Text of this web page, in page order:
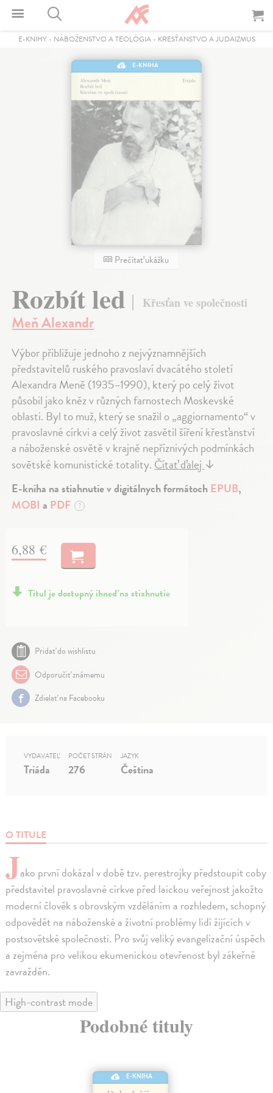
E-KNIHY- NÁBOŽENSTVO A TEOLÓGIA- KRESŤANSTVO A JUDAIZMUS
E-KNIHA
Prečítať ukážku
Rozbít led Křesťan ve společnosti
Meň Alexandr
Výbor přibližuje jednoho z nejvýznamnějších
představitelů ruského pravoslaví dvacátého století
Alexandra Meně (1935–1990), který po celý život
působil jako kněz v různých farnostech Moskevské
oblasti. Byl to muž, který se snažil o „aggiornamento“ v
pravoslavné církvi a celý život zasvětil šíření křesťanství
a náboženské osvětě v krajně nepříznivých podmínkách
sovětské komunistické totality.Čítať ďalej↓
E-kniha na stiahnutie v digitálnych formátochEPUB,
MOBI a PDF ?
6,88 €
Titul je dostupný ihneď na stiahnutie
Pridať do wishlistu
Odporučiť známemu
Zdielať na Facebooku
O TITULE
Jako první dokázal v době tzv. perestrojky předstoupit coby
představitel pravoslavné církve před laickou veřejnost jakožto
moderní člověk s obrovským vzděláním a rozhledem, schopný
odpovědět na náboženské a životní problémy lidí žijících v
postsovětské společnosti. Pro svůj veliký evangelizační úspěch
a zejména pro velikou ekumenickou otevřenost byl zákeřně
zavražděn.
VYDAVATEĽ
Triáda
POČET STRÁN
276
JAZYK
Čeština
High-contrast mode
Podobné tituly
E-KNIHA